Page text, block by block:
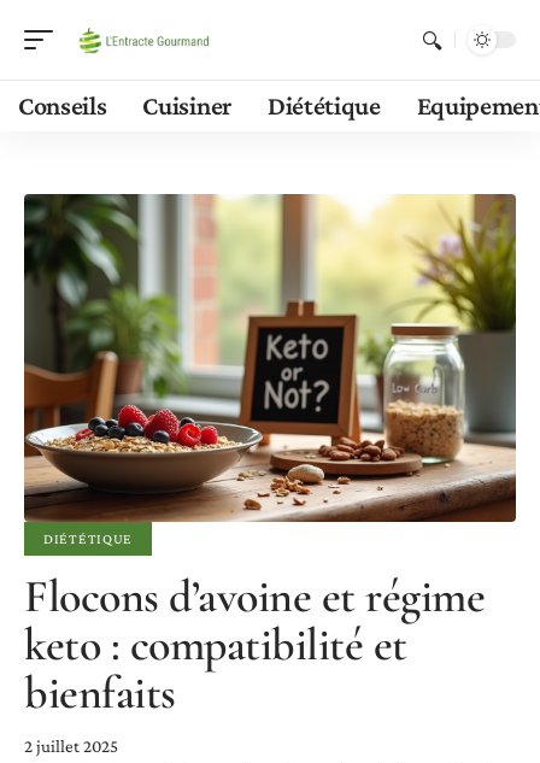
Conseils Cuisiner Diététique
DIÉTÉTIQUE
Flocons d’avoine et régime
keto : compatibilité et
bienfaits
2 juillet 2025